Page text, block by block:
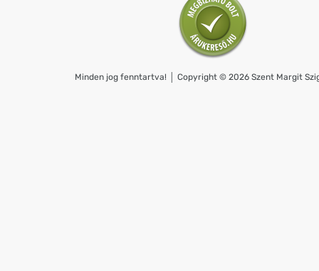
Minden jog fenntartva! │ Copyright © 2026 Szent Margit